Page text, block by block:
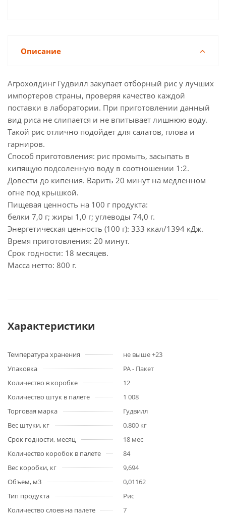
Описание
Агрохолдинг Гудвилл закупает отборный рис у лучших
импортеров страны, проверяя качество каждой
поставки в лаборатории. При приготовлении данный
вид риса не слипается и не впитывает лишнюю воду.
Такой рис отлично подойдет для салатов, плова и
гарниров.
Способ приготовления: рис промыть, засыпать в
кипящую подсоленную воду в соотношении 1:2.
Довести до кипения. Варить 20 минут на медленном
огне под крышкой.
Пищевая ценность на 100 г продукта:
белки 7,0 г; жиры 1,0 г; углеводы 74,0 г.
Энергетическая ценность (100 г): 333 ккал/1394 кДж.
Время приготовления: 20 минут.
Срок годности: 18 месяцев.
Масса нетто: 800 г.
Характеристики
Температура хранения
не выше +23
Упаковка
PA - Пакет
Количество в коробке
12
Количество штук в палете
1 008
Торговая марка
Гудвилл
Вес штуки, кг
0,800 кг
Срок годности, месяц
18 мес
Количество коробок в палете
84
Вес коробки, кг
9,694
Объем, м3
0,01162
Тип продукта
Рис
Количество слоев на палете
7